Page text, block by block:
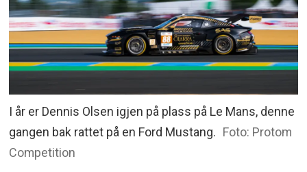
I år er Dennis Olsen igjen på plass på Le Mans, denne
gangen bak rattet på en Ford Mustang. Foto: Protom
Competition